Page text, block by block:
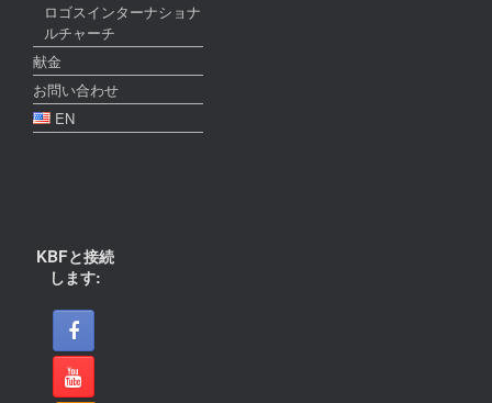
ロゴスインターナショナ
ルチャーチ
献金
お問い合わせ
EN
KBFと接続
します: